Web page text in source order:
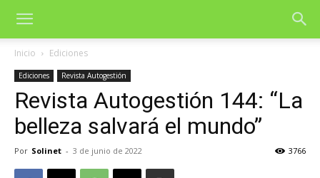
Inicio Ediciones
Ediciones Revista Autogestión
Revista Autogestión 144: “La
belleza salvará el mundo”
Por Solinet - 3 de junio de 2022 3766